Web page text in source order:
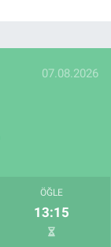
07.08.2026
ÖĞLE
13:15